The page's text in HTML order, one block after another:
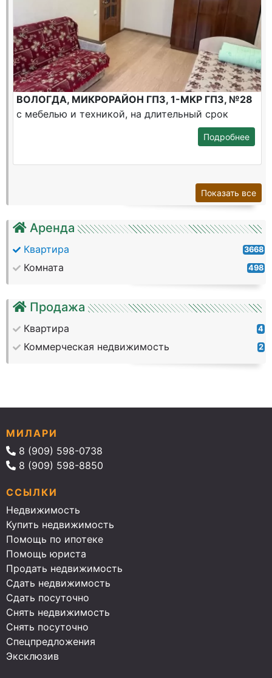
Аренда
Квартира 3668
Комната 498
Продажа
Квартира 4
Коммерческая недвижимость 2
ВОЛОГДА, МИКРОРАЙОН ГПЗ, 1-МКР ГПЗ, №28
с мебелью и техникой, на длительный срок
Подробнее
Показать все
МИЛАРИ
8 (909) 598-0738
8 (909) 598-8850
ССЫЛКИ
Недвижимость
Купить недвижимость
Помощь по ипотеке
Помощь юриста
Продать недвижимость
Сдать недвижимость
Сдать посуточно
Снять недвижимость
Снять посуточно
Спецпредложения
Эксклюзив